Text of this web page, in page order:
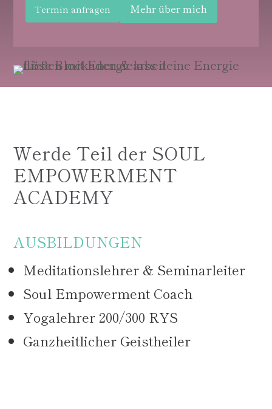
Termin anfragen Mehr über mich
Werde Teil der SOUL
EMPOWERMENT
ACADEMY
AUSBILDUNGEN
Meditationslehrer & Seminarleiter
Soul Empowerment Coach
Yogalehrer 200/300 RYS
Ganzheitlicher Geistheiler